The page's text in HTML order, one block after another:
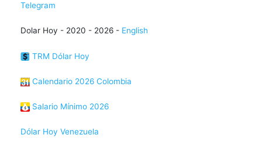
Telegram
Dolar Hoy - 2020 - 2026 - English
TRM Dólar Hoy
Calendario 2026 Colombia
Salario Mínimo 2026
Dólar Hoy Venezuela